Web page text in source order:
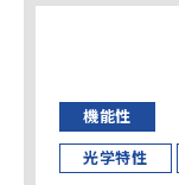
機能性
光学特性